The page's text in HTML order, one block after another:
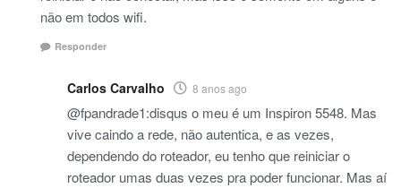
não em todos wifi.
Responder
Carlos Carvalho 8 anos ago
@fpandrade1:disqus o meu é um Inspiron 5548. Mas
vive caindo a rede, não autentica, e as vezes,
dependendo do roteador, eu tenho que reiniciar o
roteador umas duas vezes pra poder funcionar. Mas aí